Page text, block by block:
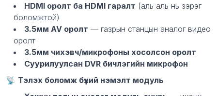
HDMI оролт ба HDMI гаралт (аль аль нь зэрэг
боломжтой)
3.5мм AV оролт — газрын станцын аналог видео
оролт
3.5мм чихэвч/микрофоны хосолсон оролт
Суурилуулсан DVR бичлэгийн микрофон
📡 Тэлэх боломж бүхий нэмэлт модуль